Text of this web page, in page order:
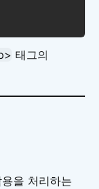
태그의
을 처리하는